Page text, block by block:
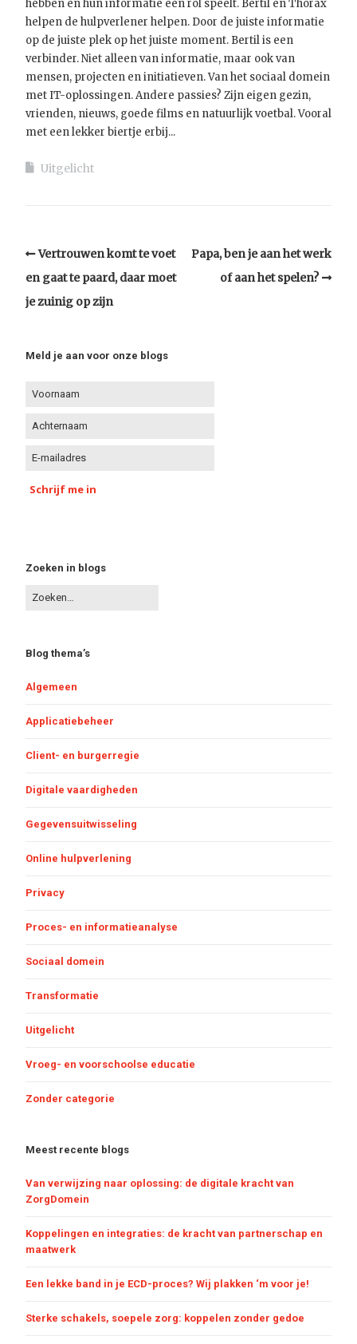
hebben en hun informatie een rol speelt. Bertil en Thorax
helpen de hulpverlener helpen. Door de juiste informatie
op de juiste plek op het juiste moment. Bertil is een
verbinder. Niet alleen van informatie, maar ook van
mensen, projecten en initiatieven. Van het sociaal domein
met IT-oplossingen. Andere passies? Zijn eigen gezin,
vrienden, nieuws, goede films en natuurlijk voetbal. Vooral
met een lekker biertje erbij...
Uitgelicht
Vertrouwen komt te voet
en gaat te paard, daar moet
je zuinig op zijn
Papa, ben je aan het werk
of aan het spelen?
Meld je aan voor onze blogs
Schrijf me in
Zoeken in blogs
Blog thema’s
Algemeen
Applicatiebeheer
Client- en burgerregie
Digitale vaardigheden
Gegevensuitwisseling
Online hulpverlening
Privacy
Proces- en informatieanalyse
Sociaal domein
Transformatie
Uitgelicht
Vroeg- en voorschoolse educatie
Zonder categorie
Meest recente blogs
Van verwijzing naar oplossing: de digitale kracht van
ZorgDomein
Koppelingen en integraties: de kracht van partnerschap en
maatwerk
Een lekke band in je ECD-proces? Wij plakken ‘m voor je!
Sterke schakels, soepele zorg: koppelen zonder gedoe